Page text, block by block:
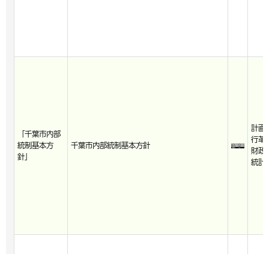
「千葉市内部
統制基本方
針」
千葉市内部統制基本方針
計画
行革
財政
統計